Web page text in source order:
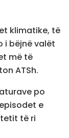
klimatike, të
i bëjnë valët
më të
ATSh.
po
e
të ri